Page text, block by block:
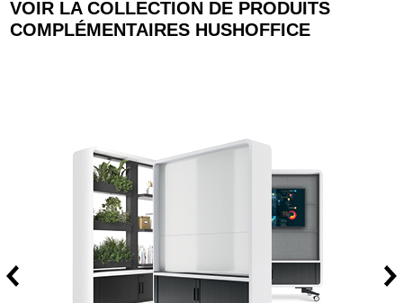
VOIR LA COLLECTION DE PRODUITS
COMPLÉMENTAIRES HUSHOFFICE